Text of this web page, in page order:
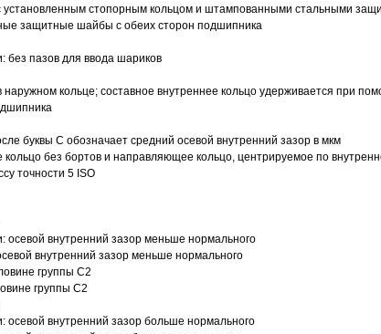
установленным стопорным кольцом и штампованными стальными
защитные шайбы с обеих сторон подшипника
пазов для ввода шариков
кольце; составное внутреннее кольцо удерживается при
буквы С обозначает средний осевой внутренний зазор в мкм
без бортов и направляющее кольцо, центрируемое по
точности 5 ISO
внутренний зазор меньше нормального
внутренний зазор меньше нормального
группы C2
группы C2
внутренний зазор больше нормального